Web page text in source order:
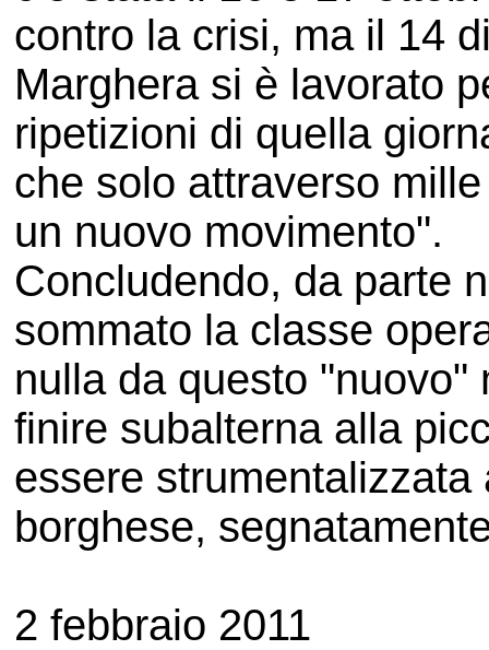
contro la crisi, ma il 14
Marghera si è lavorato
ripetizioni di quella
che solo attraverso
un nuovo movimento".
Concludendo, da parte
sommato la classe
nulla da questo
finire subalterna alla
essere
borghese,
2 febbraio 2011